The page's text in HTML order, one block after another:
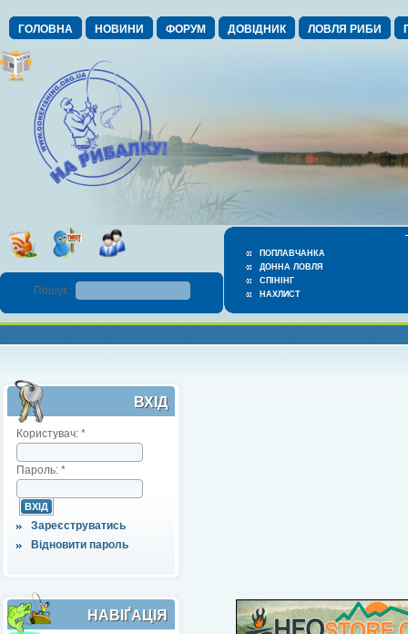
ГОЛОВНА НОВИНИ ФОРУМ ДОВІДНИК ЛОВЛЯ РИБИ
ПОПЛАВЧАНКА
ДОННА ЛОВЛЯ
СПІНІНГ
НАХЛИСТ
Пошук :
ВХІД
Користувач: *
Пароль: *
Зареєструватись
Відновити пароль
НАВІҐАЦІЯ